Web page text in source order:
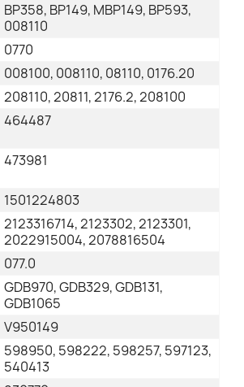
BP358, BP149, MBP149, BP593,
008110
0770
008100, 008110, 08110, 0176.20
208110, 20811, 2176.2, 208100
464487
473981
1501224803
2123316714, 2123302, 2123301,
2022915004, 2078816504
077.0
GDB970, GDB329, GDB131,
GDB1065
V950149
598950, 598222, 598257, 597123,
540413